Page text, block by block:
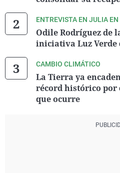
ENTREVISTA EN JULIA
Odile Rodríguez de
iniciativa Luz Verde
CAMBIO CLIMÁTICO
La Tierra ya
récord histórico por
que ocurre